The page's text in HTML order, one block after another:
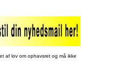
af lov om ophavsret og må ikke